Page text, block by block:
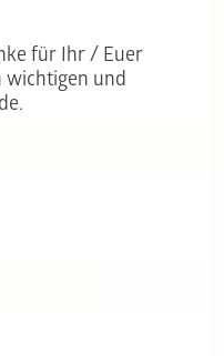
für Ihr / Euer
wichtigen und